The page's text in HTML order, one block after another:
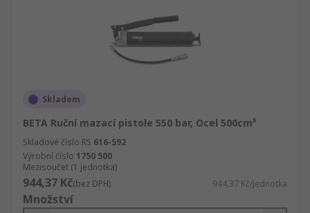
Skladem
BETA Ruční mazací pistole 550 bar, Ocel 500cm³
Skladové číslo RS 616-592
Výrobní číslo 1750 500
Mezisoučet (1 jednotka)
944,37 Kč(bez DPH) 944,37 Kč/jednotka
Množství